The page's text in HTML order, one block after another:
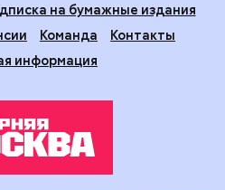
на бумажные издания
Команда
Контакты
информация